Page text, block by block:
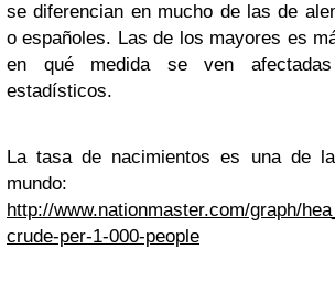
se diferencian en mucho de las de
o españoles. Las de los mayores es
en qué medida se ven
estadísticos.
La tasa de nacimientos es una de
mundo:
http://www.nationmaster.com/graph/
crude-per-1-000-people